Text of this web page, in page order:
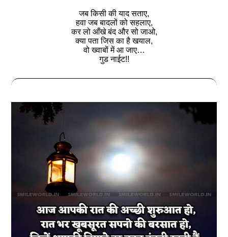
जब किसी की याद सताए,
हवा जब बादलों को सहलाए,
कर लो आँखे बंद और सो जाओ,
क्या पता जिस का है खयाल,
वो ख्वाबों में आ जाए…
गुड नाईट!!